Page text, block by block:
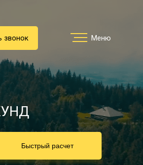
Меню
звонок Меню
Быстрый расчет